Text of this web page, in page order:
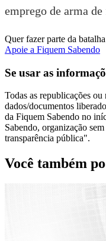
emprego de arma de
Quer fazer parte da
Apoie a Fiquem Sabendo
Se usar as
Todas as republicações
dados/documentos
da Fiquem Sabendo no
Sabendo, organização
transparência pública".
Você também